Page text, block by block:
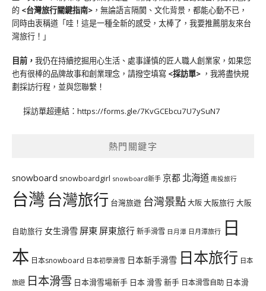
的 <台灣旅行關鍵指南> ，無論語言隔閡、文化背景，都能心動不已，
同時由衷稱道「哇！這是一種全新的感受，太棒了，我要推薦朋友來台
灣旅行！」
目前， 我仍在持續挖掘用心生活、處事謹慎的匠人職人創業家，如果您
也有很棒的品牌故事和創業理念，請撥空填寫 <採訪單> ，我將盡快規
劃採訪行程，並與您聯繫！
採訪單超連結： https://forms.gle/7KvGCEbcu7U7ySuN7
熱門關鍵字
snowboard snowboardgirl snowboard新手 京都 北海道 南投旅行
台灣台灣旅行 台灣旅遊 台灣景點大阪大阪旅行大阪
自助旅行 女生滑雪 屏東 屏東旅行新手滑雪 日月潭 日月潭旅行 日
本 日本snowboard 日本初學滑雪 日本新手滑雪 日本旅行 日本
旅遊 日本滑雪 日本滑雪場新手 日本 滑雪 新手 日本滑雪自助 日本滑